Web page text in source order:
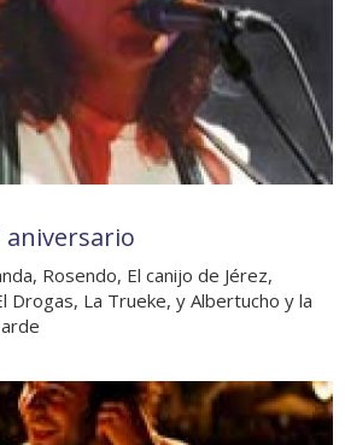
aniversario
Rosendo, El canijo de Jérez,
Drogas, La Trueke, y Albertucho y la